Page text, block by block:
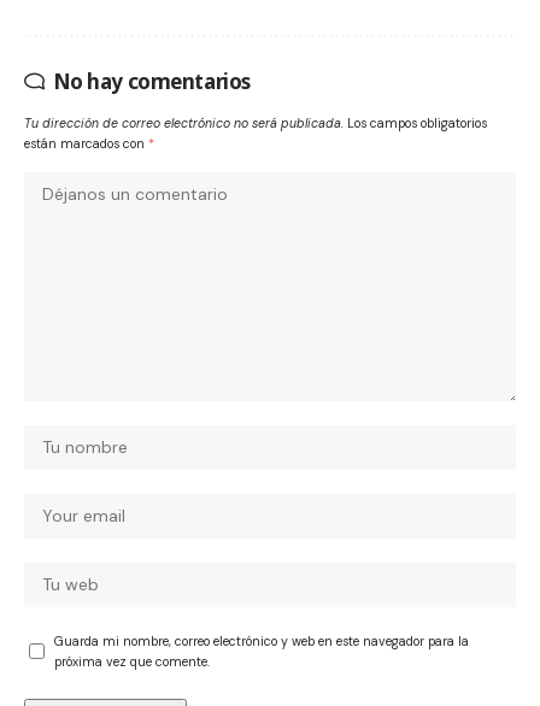
No hay comentarios
Tu dirección de correo electrónico no será publicada. Los campos obligatorios
están marcados con *
Guarda mi nombre, correo electrónico y web en este navegador para la
próxima vez que comente.